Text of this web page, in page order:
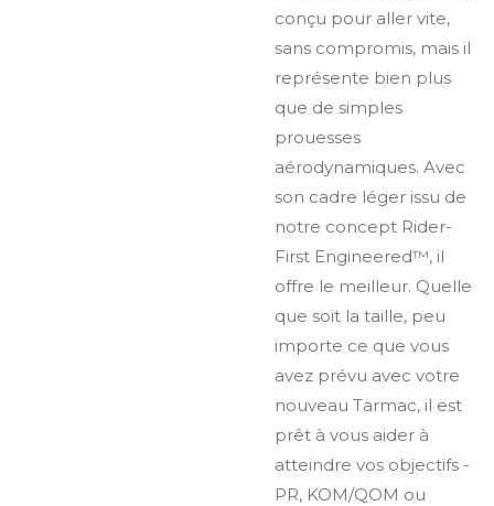
conçu pour aller vite,
sans compromis, mais il
représente bien plus
que de simples
prouesses
aérodynamiques. Avec
son cadre léger issu de
notre concept Rider-
First Engineered™, il
offre le meilleur. Quelle
que soit la taille, peu
importe ce que vous
avez prévu avec votre
nouveau Tarmac, il est
prêt à vous aider à
atteindre vos objectifs -
PR, KOM/QOM ou